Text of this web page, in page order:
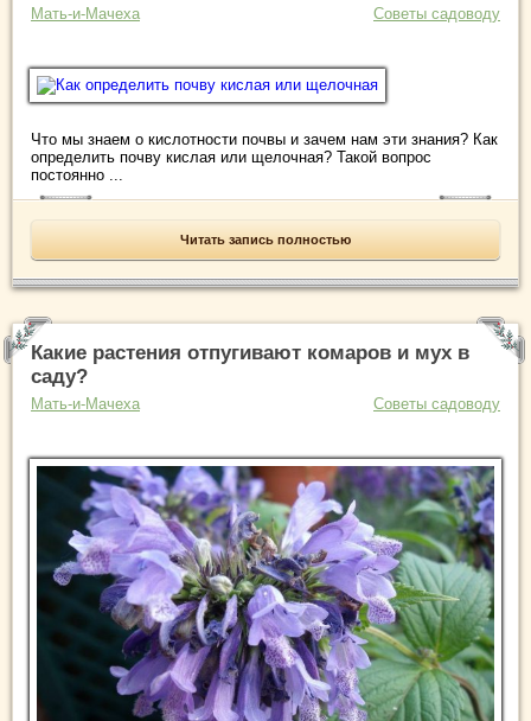
Мать-и-Мачеха Советы садоводу
Что мы знаем о кислотности почвы и зачем нам эти знания? Как
определить почву кислая или щелочная? Такой вопрос
постоянно ...
Читать запись полностью
Какие растения отпугивают комаров и мух в
саду?
Мать-и-Мачеха Советы садоводу